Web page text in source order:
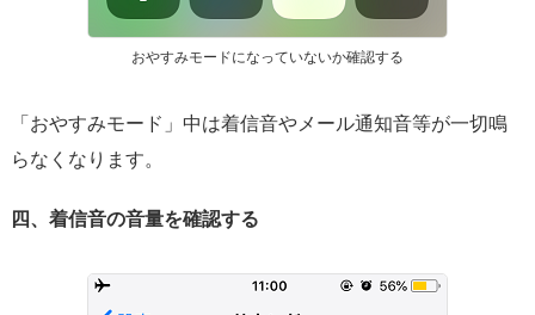
おやすみモードになっていないか確認する
「おやすみモード」中は着信音やメール通知音等が一切鳴
らなくなります。
四、着信音の音量を確認する